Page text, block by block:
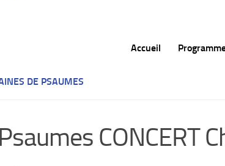
Accueil
DE PSAUMES
CONCERT